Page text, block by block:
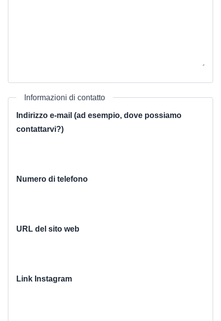
Informazioni di contatto
Indirizzo e-mail (ad esempio, dove possiamo
contattarvi?)
Numero di telefono
URL del sito web
Link Instagram